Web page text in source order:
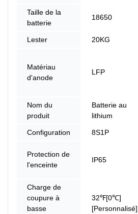
Taille de la
batterie
18650
Lester 20KG
Matériau
d'anode
LFP
Nom du
produit
Batterie au
lithium
Configuration 8S1P
Protection de
l'enceinte
IP65
Charge de
coupure à
basse
32℉[0℃]
[Personnalisé]